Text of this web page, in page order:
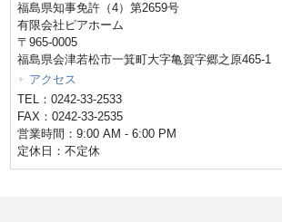
福島県知事免許（4）第2659号
有限会社ピアホーム
〒965-0005
福島県会津若松市一箕町大字亀賀字郷之原465-1
アクセス
TEL：0242-33-2533
FAX：0242-33-2535
営業時間：9:00 AM - 6:00 PM
定休日：不定休